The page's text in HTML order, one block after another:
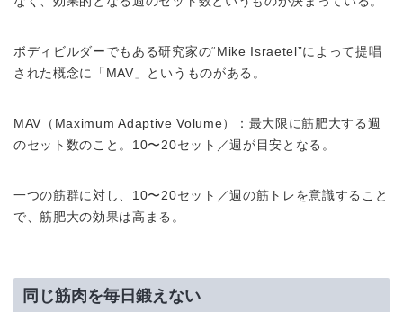
ボディビルダーでもある研究家の“Mike Israetel”によって提唱
された概念に「MAV」というものがある。
MAV（Maximum Adaptive Volume）：最大限に筋肥大する週
のセット数のこと。10〜20セット／週が目安となる。
一つの筋群に対し、10〜20セット／週の筋トレを意識すること
で、筋肥大の効果は高まる。
同じ筋肉を毎日鍛えない